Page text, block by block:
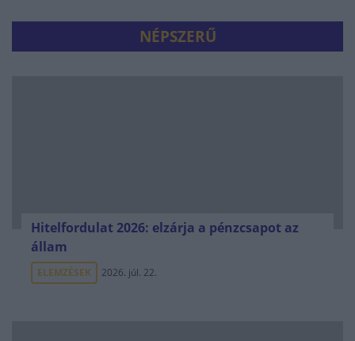
NÉPSZERŰ
Hitelfordulat 2026: elzárja a pénzcsapot az
állam
ELEMZÉSEK 2026. júl. 22.